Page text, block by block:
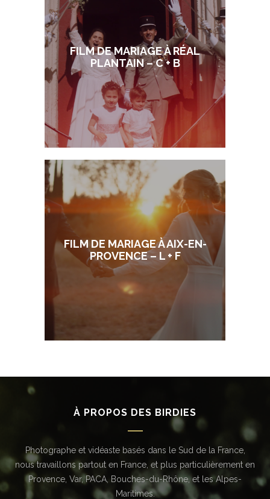
FILM DE MARIAGE À RÉAL
PLANTAIN – C + B
FILM DE MARIAGE À AIX-EN-
PROVENCE – L + F
À PROPOS DES BIRDIES
Photographe et vidéaste basés dans le Sud de la France,
nous travaillons partout en France, et plus particulièrement en
Provence, Var, PACA, Bouches-du-Rhône, et les Alpes-
Maritimes.